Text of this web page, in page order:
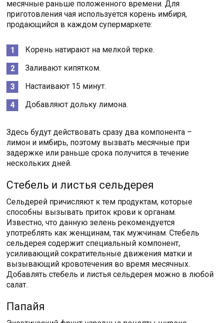
месячные раньше положенного времени. Для
приготовления чая используется корень имбиря,
продающийся в каждом супермаркете:
Корень натирают на мелкой терке.
Заливают кипятком.
Настаивают 15 минут.
Добавляют дольку лимона.
Здесь будут действовать сразу два компонента –
лимон и имбирь, поэтому вызвать месячные при
задержке или раньше срока получится в течение
нескольких дней.
Стебель и листья сельдерея
Сельдерей причисляют к тем продуктам, которые
способны вызывать приток крови к органам.
Известно, что данную зелень рекомендуется
употреблять как женщинам, так мужчинам. Стебель
сельдерея содержит специальный компонент,
усиливающий сократительные движения матки и
вызывающий кровотечения во время месячных.
Добавлять стебель и листья сельдерея можно в любой
салат.
Папайя